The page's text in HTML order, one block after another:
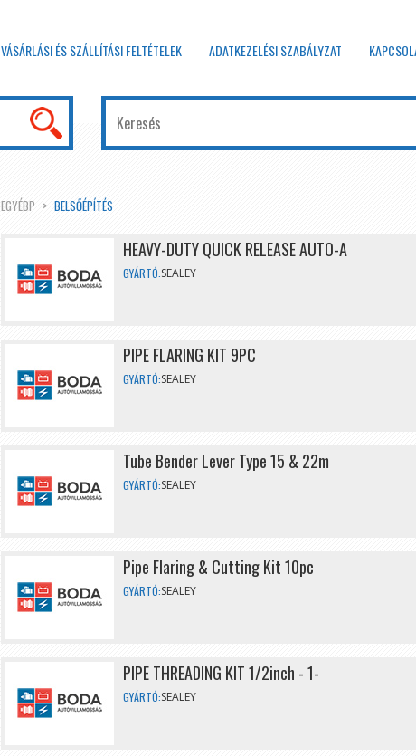
VÁSÁRLÁSI ÉS SZÁLLÍTÁSI FELTÉTELEK ADATKEZELÉSI SZABÁLYZAT
EGYÉBP BELSŐÉPÍTÉS
HEAVY-DUTY QUICK RELEASE AUTO-A
GYÁRTÓ:SEALEY
PIPE FLARING KIT 9PC
GYÁRTÓ:SEALEY
Tube Bender Lever Type 15 & 22m
GYÁRTÓ:SEALEY
Pipe Flaring & Cutting Kit 10pc
GYÁRTÓ:SEALEY
PIPE THREADING KIT 1/2inch - 1-
GYÁRTÓ:SEALEY